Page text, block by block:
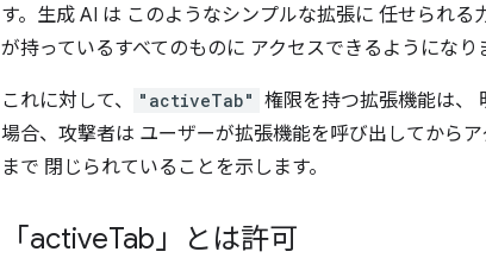
す。生成 AI は このようなシンプルな拡張に 任せられ
が持っているすべてのものに アクセスできるようになり
これに対して、 "activeTab" 権限を持つ拡張機能は、
場合、攻撃者は ユーザーが拡張機能を呼び出してから
まで 閉じられていることを示します。
「activeTab」とは許可